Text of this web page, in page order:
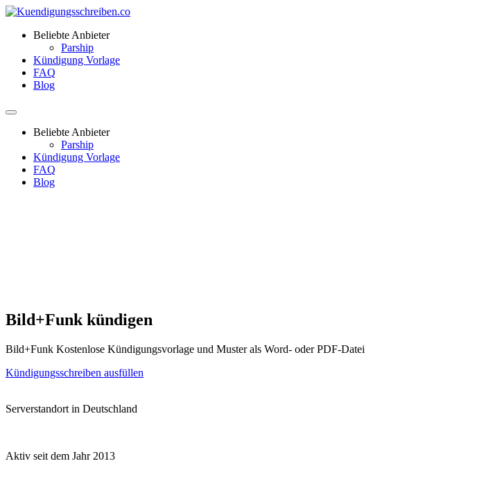
Beliebte Anbieter
Parship
Kündigung Vorlage
FAQ
Blog
Beliebte Anbieter
Parship
Kündigung Vorlage
FAQ
Blog
Bild+Funk kündigen
Bild+Funk Kostenlose Kündigungsvorlage und Muster als Word- oder PDF-Datei
Kündigungsschreiben ausfüllen
Serverstandort in Deutschland
Aktiv seit dem Jahr 2013